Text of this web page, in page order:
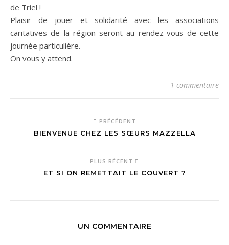
de Triel !
Plaisir de jouer et solidarité avec les associations
caritatives de la région seront au rendez-vous de cette
journée particulière.
On vous y attend.
1 commentaire
PRÉCÉDENT
BIENVENUE CHEZ LES SŒURS MAZZELLA
PLUS RÉCENT
ET SI ON REMETTAIT LE COUVERT ?
UN COMMENTAIRE